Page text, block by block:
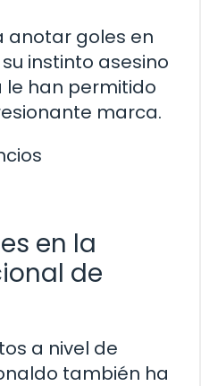
anotar goles en
instinto asesino
han permitido
marca.
en la
de
a nivel de
también ha